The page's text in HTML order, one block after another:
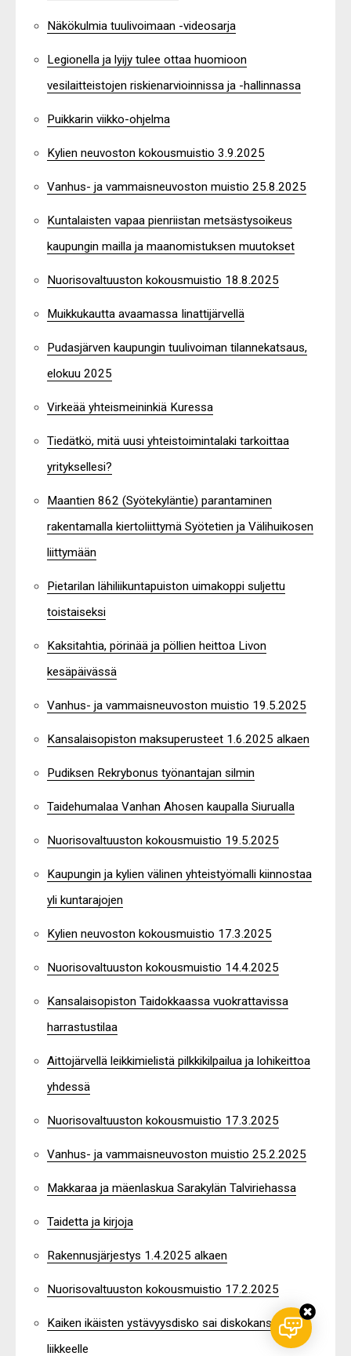
Näkökulmia tuulivoimaan -videosarja
Legionella ja lyijy tulee ottaa huomioon
vesilaitteistojen riskienarvioinnissa ja -hallinnassa
Puikkarin viikko-ohjelma
Kylien neuvoston kokousmuistio 3.9.2025
Vanhus- ja vammaisneuvoston muistio 25.8.2025
Kuntalaisten vapaa pienriistan metsästysoikeus
kaupungin mailla ja maanomistuksen muutokset
Nuorisovaltuuston kokousmuistio 18.8.2025
Muikkukautta avaamassa Iinattijärvellä
Pudasjärven kaupungin tuulivoiman tilannekatsaus,
elokuu 2025
Virkeää yhteismeininkiä Kuressa
Tiedätkö, mitä uusi yhteistoimintalaki tarkoittaa
yrityksellesi?
Maantien 862 (Syötekyläntie) parantaminen
rakentamalla kiertoliittymä Syötetien ja Välihuikosen
liittymään
Pietarilan lähiliikuntapuiston uimakoppi suljettu
toistaiseksi
Kaksitahtia, pörinää ja pöllien heittoa Livon
kesäpäivässä
Vanhus- ja vammaisneuvoston muistio 19.5.2025
Kansalaisopiston maksuperusteet 1.6.2025 alkaen
Pudiksen Rekrybonus työnantajan silmin
Taidehumalaa Vanhan Ahosen kaupalla Siurualla
Nuorisovaltuuston kokousmuistio 19.5.2025
Kaupungin ja kylien välinen yhteistyömalli kiinnostaa
yli kuntarajojen
Kylien neuvoston kokousmuistio 17.3.2025
Nuorisovaltuuston kokousmuistio 14.4.2025
Kansalaisopiston Taidokkaassa vuokrattavissa
harrastustilaa
Aittojärvellä leikkimielistä pilkkikilpailua ja lohikeittoa
yhdessä
Nuorisovaltuuston kokousmuistio 17.3.2025
Vanhus- ja vammaisneuvoston muistio 25.2.2025
Makkaraa ja mäenlaskua Sarakylän Talviriehassa
Taidetta ja kirjoja
Rakennusjärjestys 1.4.2025 alkaen
Nuorisovaltuuston kokousmuistio 17.2.2025
Kaiken ikäisten ystävyysdisko sai diskokansan
liikkeelle